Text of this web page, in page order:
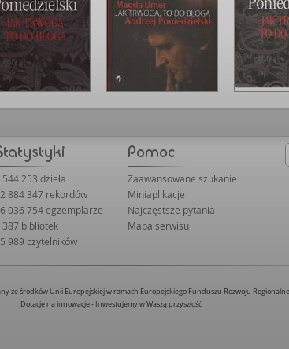
544 253 dzieła
884 347 rekordów
036 754 egzemplarze
387 bibliotek
989 czytelników
Zaawansowane szukanie
Miniaplikacje
Najczęstsze pytania
Mapa serwisu
ze środków Unii Europejskiej w ramach Europejskiego Funduszu Rozwoju
Dotacje na innowacje - Inwestujemy w Waszą przyszłość